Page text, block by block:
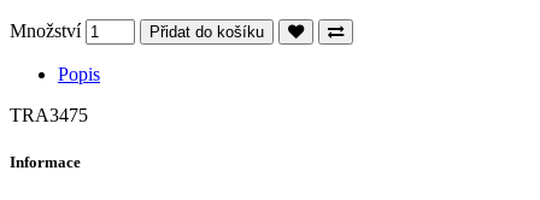
Množství Přidat do košíku
Popis
TRA3475
Informace